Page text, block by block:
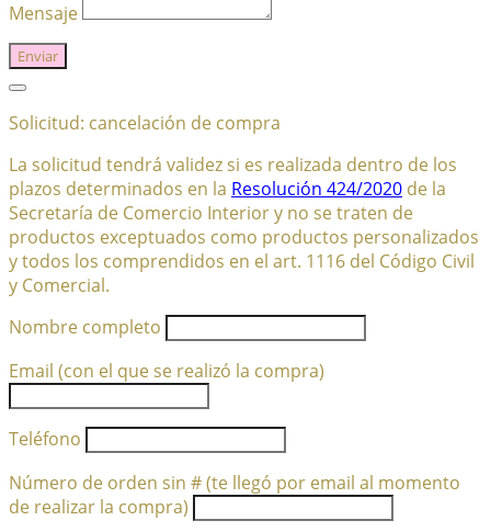
Mensaje
Enviar
Solicitud: cancelación de compra
La solicitud tendrá validez si es realizada dentro de los
plazos determinados en la Resolución 424/2020 de la
Secretaría de Comercio Interior y no se traten de
productos exceptuados como productos personalizados
y todos los comprendidos en el art. 1116 del Código Civil
y Comercial.
Nombre completo
Email (con el que se realizó la compra)
Teléfono
Número de orden sin # (te llegó por email al momento
de realizar la compra)